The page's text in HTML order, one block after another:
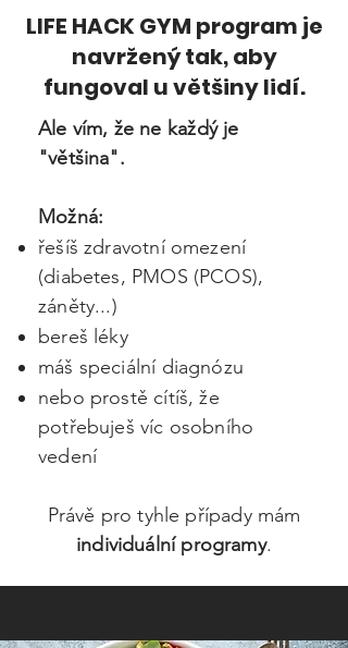
LIFE HACK GYM program je
navržený tak, aby
fungoval u většiny lidí.
Ale vím, že ne každýje
"většina".
Možná:
řešíš zdravotní omezení
(diabetes, PMOS (PCOS),
záněty...)
bereš léky
máš speciální diagnózu
nebo prostě cítíš,že
potřebuješ víc osobního
vedení
Právě pro tyhle případy mám
individuální programy.